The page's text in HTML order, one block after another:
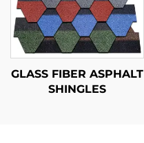
GLASS FIBER ASPHALT
SHINGLES